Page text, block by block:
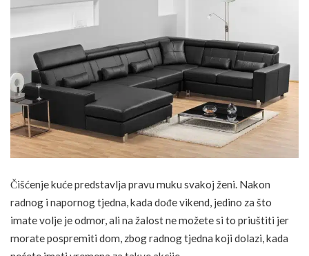
Čišćenje kuće predstavlja pravu muku svakoj ženi. Nakon
radnog i napornog tjedna, kada dođe vikend, jedino za što
imate volje je odmor, ali na žalost ne možete si to priuštiti jer
morate pospremiti dom, zbog radnog tjedna koji dolazi, kada